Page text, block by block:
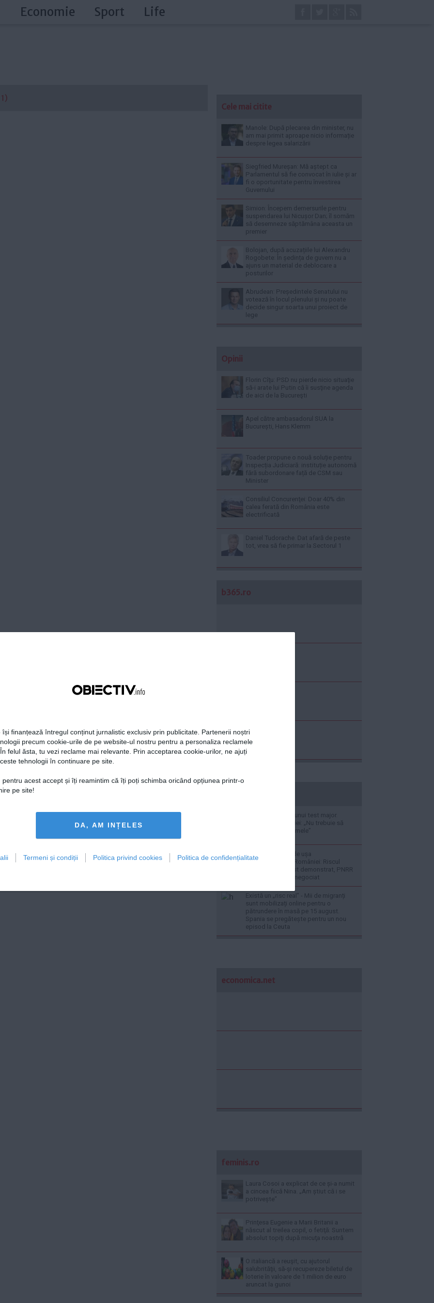
își finanțează întregul conținut jurnalistic exclusiv prin publicitate. Partenerii noștri
precum cookie-urile de pe website-ul nostru pentru a personaliza reclamele
felul ăsta, tu vezi reclame mai relevante. Prin acceptarea cookie-urilor, ne ajuți
tehnologii în continuare pe site.
pentru acest accept și îți reamintim că îți poți schimba oricând opțiunea printr-o
pe site!
DA, AM INȚELES
Termeni și condiții Politica privind cookies Politica de confidențialitate
Economie Sport Life
Cele mai citite
Manole: După plecarea din minister, nu
am mai primit aproape nicio informație
despre legea salarizării
Siegfried Mureșan: Mă aștept ca
Parlamentul să fie convocat în iulie și ar
fi o oportunitate pentru învestirea
Guvernului
Simion: Începem demersurile pentru
suspendarea lui Nicușor Dan; îl somăm
să desemneze săptămâna aceasta un
premier
Bolojan, după acuzațiile lui Alexandru
Rogobete: În ședința de guvern nu a
ajuns un material de deblocare a
posturilor
Abrudean: Președintele Senatului nu
votează în locul plenului și nu poate
decide singur soarta unui proiect de
lege
Opinii
Florin Cîţu: PSD nu pierde nicio situaţie
să-i arate lui Putin că îi susţine agenda
de aici de la Bucureşti
Apel către ambasadorul SUA la
București, Hans Klemm
Toader propune o nouă soluție pentru
Inspecția Judiciară: instituție autonomă
fără subordonare față de CSM sau
Minister
Consiliul Concurenţei: Doar 40% din
calea ferată din România este
electrificată
Daniel Tudorache. Dat afară de peste
tot, vrea să fie primar la Sectorul 1
b365.ro
ROMARM, în fața unui test major.
Ministrul Economiei: „Nu trebuie să
ascundem problemele”
Bruxelles-ul închide ușa
termocentralelor României: Riscul
energetic nu a fost demonstrat, PNRR
nu mai poate fi renegociat
Există un „risc real” - Mii de migranți
sunt mobilizați online pentru o
pătrundere în masă pe 15 august.
Spania se pregătește pentru un nou
episod la Ceuta
economica.net
feminis.ro
Laura Cosoi a explicat de ce și-a numit
a cincea fiică Nina. „Am știut că i se
potrivește”
Prinţesa Eugenie a Marii Britanii a
născut al treilea copil, o fetiţă: Suntem
absolut topiţi după micuţa noastră
O italiancă a reuşit, cu ajutorul
salubrităţii, să-şi recupereze biletul de
loterie în valoare de 1 milion de euro
aruncat la gunoi